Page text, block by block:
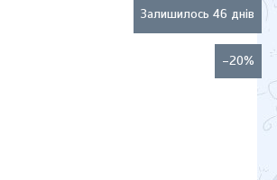
–20%
Залишилось 46 днів